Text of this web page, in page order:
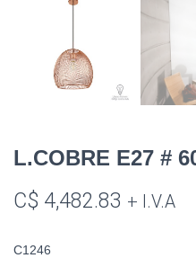
L.COBRE E27 #
C$ 4,482.83 + I.V.A
C1246